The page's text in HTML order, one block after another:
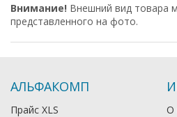
Внимание! Внешний вид товара
представленного на фото.
АЛЬФАКОМП
Прайс XLS
О